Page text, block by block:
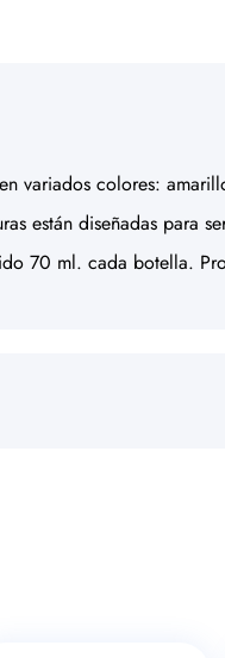
variados colores:
están diseñadas
70 ml. cada botella.